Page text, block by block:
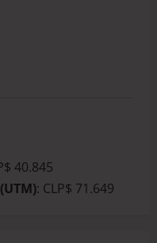
40.845
: CLP$ 71.649